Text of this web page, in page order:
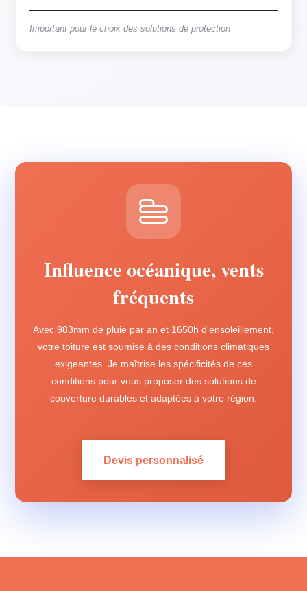
Important pour le choix des solutions de protection
Influence océanique, vents
fréquents
Avec 983mm de pluie par an et 1650h d'ensoleillement,
votre toiture est soumise à des conditions climatiques
exigeantes. Je maîtrise les spécificités de ces
conditions pour vous proposer des solutions de
couverture durables et adaptées à votre région.
Devis personnalisé